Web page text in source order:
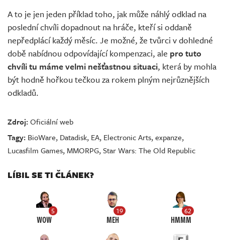
A to je jen jeden příklad toho, jak může náhlý odklad na
poslední chvíli dopadnout na hráče, kteří si oddaně
nepředplácí každý měsíc. Je možné, že tvůrci v dohledné
době nabídnou odpovídající kompenzaci, ale pro tuto
chvíli tu máme velmi nešťastnou situaci, která by mohla
být hodně hořkou tečkou za rokem plným nejrůznějších
odkladů.
Zdroj:Oficiální web
Tagy: BioWare, Datadisk, EA, Electronic Arts,expanze,
Lucasfilm Games, MMORPG,Star Wars: The Old Republic
LÍBIL SE TI ČLÁNEK?
5
WOW
19
MEH
62
HMMM